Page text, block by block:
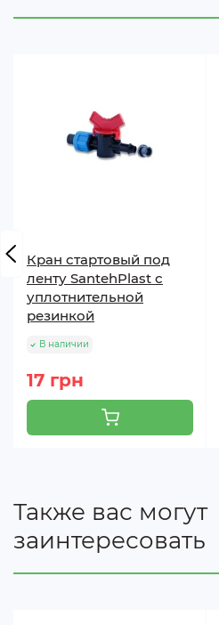
Кран стартовый под
ленту SantehPlast с
уплотнительной
резинкой
В наличии
17 грн
Также вас могут
заинтересовать